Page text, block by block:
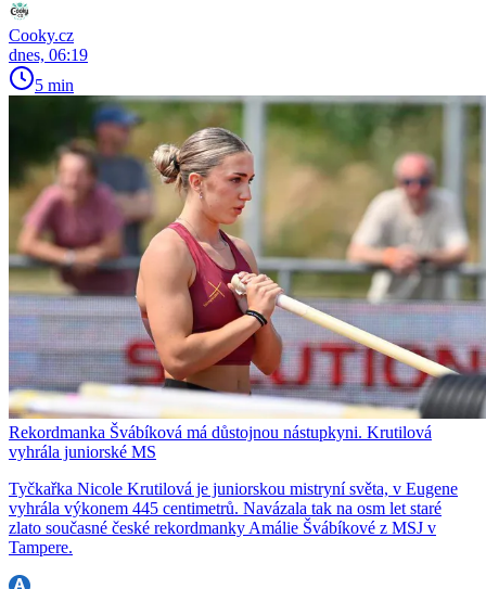
Cooky.cz
dnes, 06:19
5 min
Rekordmanka Švábíková má důstojnou nástupkyni. Krutilová
vyhrála juniorské MS
Tyčkařka Nicole Krutilová je juniorskou mistryní světa, v Eugene
vyhrála výkonem 445 centimetrů. Navázala tak na osm let staré
zlato současné české rekordmanky Amálie Švábíkové z MSJ v
Tampere.